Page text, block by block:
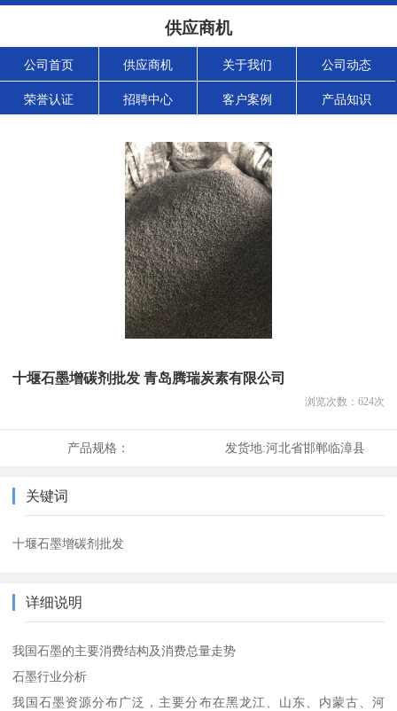
供应商机
公司首页 供应商机 关于我们 公司动态
荣誉认证 招聘中心 客户案例 产品知识
十堰石墨增碳剂批发 青岛腾瑞炭素有限公司
浏览次数： 624次
产品规格： 发货地:河北省邯郸临漳县
关键词
十堰石墨增碳剂批发
详细说明
我国石墨的主要消费结构及消费总量走势
石墨行业分析
我国石墨资源分布广泛，主要分布在黑龙江、山东、内蒙古、河